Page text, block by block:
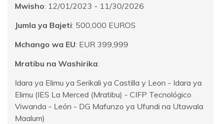
Mwisho: 12/01/2023 - 11/30/2026
Jumla ya Bajeti: 500,000 EUROS
Mchango wa EU: EUR 399,999
Mratibu na Washirika:
Idara ya Elimu ya Serikali ya Castilla y Leon - Idara ya
Elimu (IES La Merced (Mratibu) - CIFP Tecnológico
Viwanda - León - DG Mafunzo ya Ufundi na Utawala
Maalum)